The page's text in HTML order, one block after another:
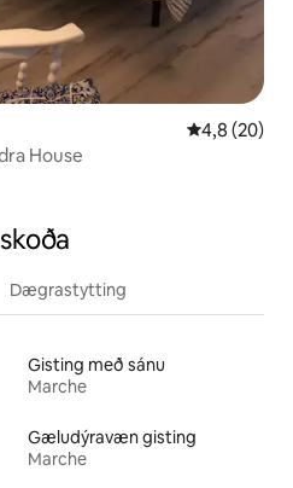
4,8 af 5 í
4,8 (20)
House
Dægrastytting
Gisting með sánu
Marche
Gæludýravæn gisting
Marche